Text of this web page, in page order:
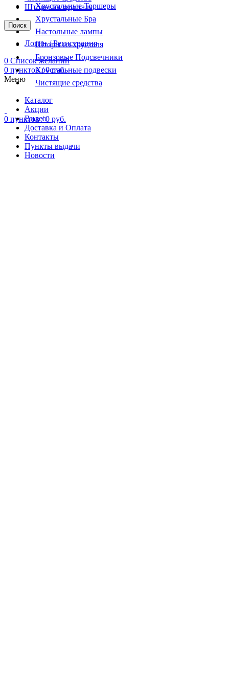
Шторы из хрусталя
Поиск
Логин / Регистрация
0 Список желаний
0 пунктов / 0руб.
Меню
0 пунктов / 0 руб.
Хрустальные Торшеры
Хрустальные Бра
Настольные лампы
Шторы из хрусталя
Бронзовые Подсвечники
Хрустальные подвески
Чистящие средства
Каталог
Акции
Видео
Доставка и Оплата
Контакты
Пункты выдачи
Новости